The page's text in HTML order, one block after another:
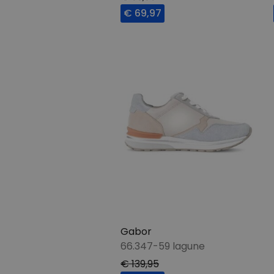
€ 69,97
Gabor
66.347-59 lagune
€ 139,95